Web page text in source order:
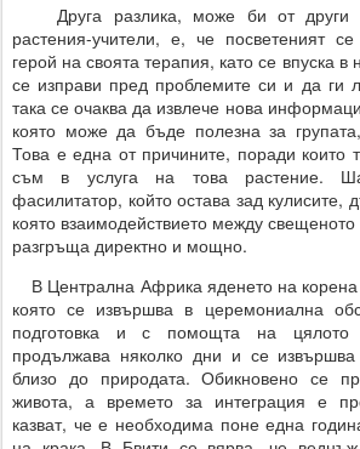
Друга разлика, може би от други
растения-учители, е, че посветеният
герой на своята терапия, като се впуска в
се изправи пред проблемите си и да ги
така се очаква да извлече нова
която може да бъде полезна за
Това е една от причините, поради които
съм в услуга на това растение.
фасилитатор, който остава зад кулисите,
която взаимодействието между
разгръща директно и мощно.
В Централна Африка яденето на корена
която се извършва в церемониална
подготовка и с помощта на цялото
продължава няколко дни и се
близо до природата. Обикновено се
живота, а времето за интеграция е
казват, че е необходима поне една